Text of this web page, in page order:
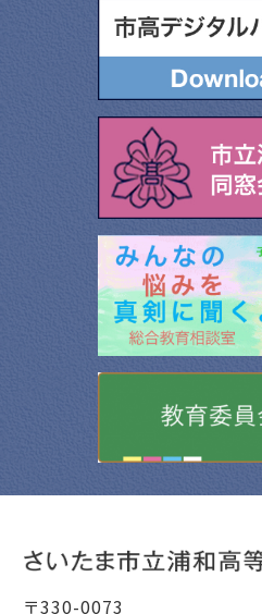
〒330-0073